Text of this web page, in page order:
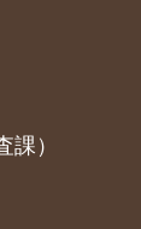
）